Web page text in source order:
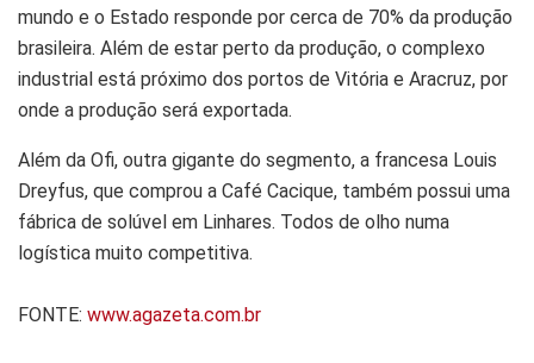
mundo e o Estado responde por cerca de 70% da produção
brasileira. Além de estar perto da produção, o complexo
industrial está próximo dos portos de Vitória e Aracruz, por
onde a produção será exportada.
Além da Ofi, outra gigante do segmento, a francesa Louis
Dreyfus, que comprou a Café Cacique, também possui uma
fábrica de solúvel em Linhares. Todos de olho numa
logística muito competitiva.
FONTE: www.agazeta.com.br